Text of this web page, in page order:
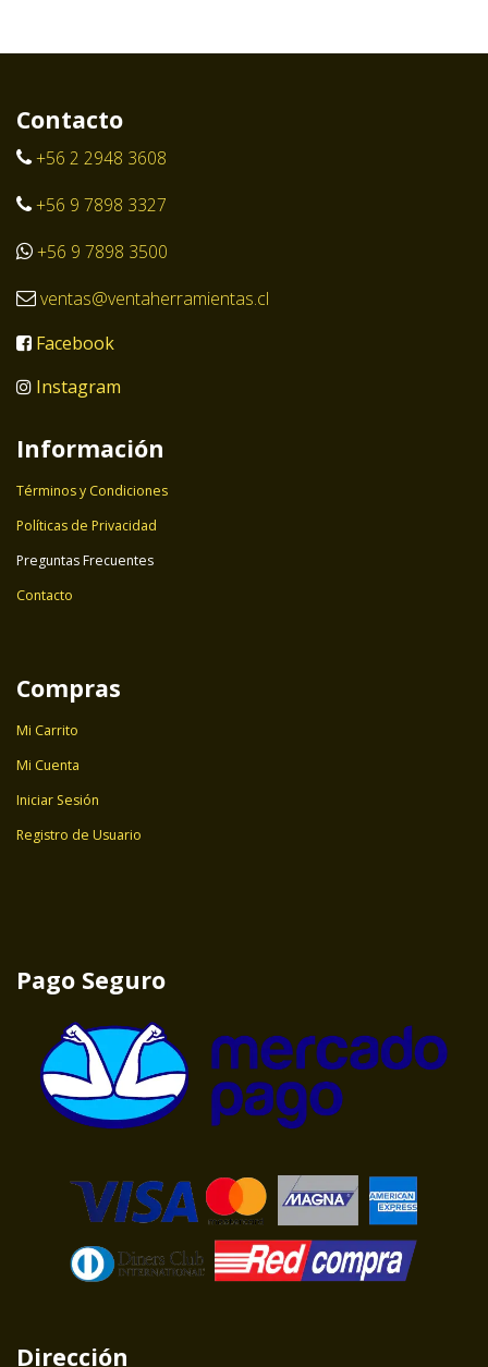
Contacto
+56 2 2948 3608
+56 9 7898 3327
+56 9 7898 3500
ventas@ventaherramientas.cl
Facebook
Instagram
Información
Términos y Condiciones
Políticas de Privacidad
Preguntas Frecuentes
Contacto
Compras
Mi Carrito
Mi Cuenta
Iniciar Sesión
Registro de Usuario
Pago Seguro
Dirección